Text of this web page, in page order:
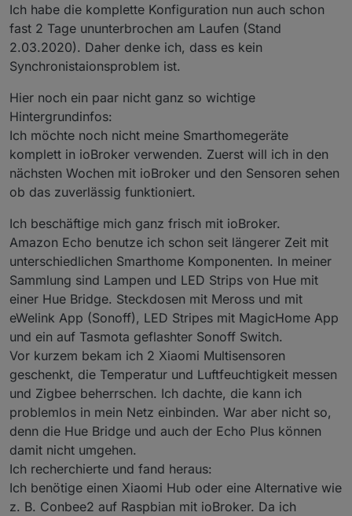
Ich habe die komplette Konfiguration nun auch schon
fast 2 Tage ununterbrochen am Laufen (Stand
2.03.2020). Daher denke ich, dass es kein
Synchronistaionsproblem ist.
Hier noch ein paar nicht ganz so wichtige
Hintergrundinfos:
Ich möchte noch nicht meine Smarthomegeräte
komplett in ioBroker verwenden. Zuerst will ich in den
nächsten Wochen mit ioBroker und den Sensoren sehen
ob das zuverlässig funktioniert.
Ich beschäftige mich ganz frisch mit ioBroker.
Amazon Echo benutze ich schon seit längerer Zeit mit
unterschiedlichen Smarthome Komponenten. In meiner
Sammlung sind Lampen und LED Strips von Hue mit
einer Hue Bridge. Steckdosen mit Meross und mit
eWelink App (Sonoff), LED Stripes mit MagicHome App
und ein auf Tasmota geflashter Sonoff Switch.
Vor kurzem bekam ich 2 Xiaomi Multisensoren
geschenkt, die Temperatur und Luftfeuchtigkeit messen
und Zigbee beherrschen. Ich dachte, die kann ich
problemlos in mein Netz einbinden. War aber nicht so,
denn die Hue Bridge und auch der Echo Plus können
damit nicht umgehen.
Ich recherchierte und fand heraus:
Ich benötige einen Xiaomi Hub oder eine Alternative wie
z. B. Conbee2 auf Raspbian mit ioBroker. Da ich